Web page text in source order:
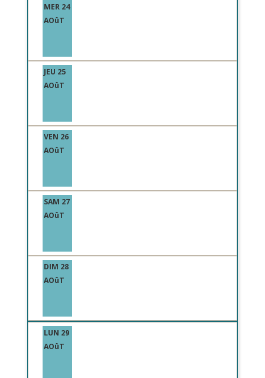
MER 24
AOûT
JEU 25
AOûT
VEN 26
AOûT
SAM 27
AOûT
DIM 28
AOûT
LUN 29
AOûT